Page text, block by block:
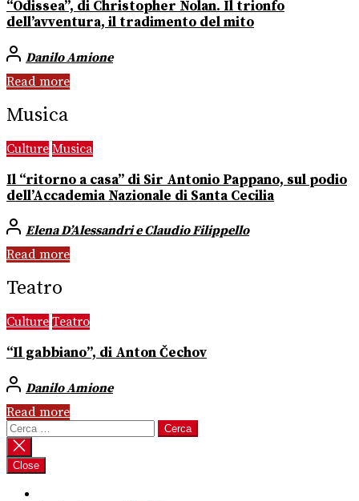
“Odissea”, di Christopher Nolan. Il trionfo
dell’avventura, il tradimento del mito
Danilo Amione
Read more
Musica
Culture Musica
Il “ritorno a casa” di Sir Antonio Pappano, sul podio
dell’Accademia Nazionale di Santa Cecilia
Elena D’Alessandri e Claudio Filippello
Read more
Teatro
Culture Teatro
“Il gabbiano”, di Anton Čechov
Danilo Amione
Read more
Ricerca
per:
Close